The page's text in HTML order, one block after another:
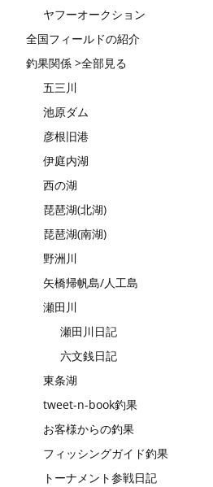
ヤフーオークション
全国フィールドの紹介
釣果関係 >全部見る
五三川
池原ダム
彦根旧港
伊庭内湖
西の湖
琵琶湖(北湖)
琵琶湖(南湖)
野洲川
矢橋帰帆島/人工島
瀬田川
瀬田川日記
六文銭日記
東条湖
tweet-n-book釣果
お客様からの釣果
フィッシングガイド釣果
トーナメント参戦日記